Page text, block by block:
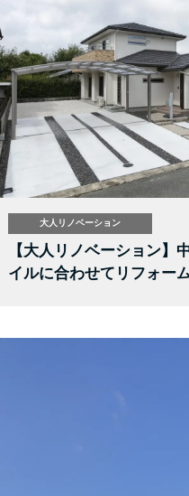
大人リノベーション
【大人リノベーション】
イルに合わせてリフォー